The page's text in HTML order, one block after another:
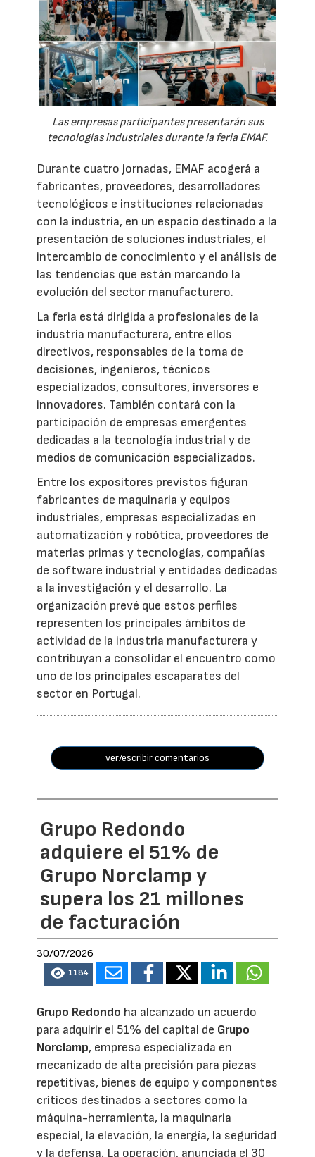
Las empresas participantes presentarán sus
tecnologías industriales durante la feria EMAF.
Durante cuatro jornadas, EMAF acogerá a
fabricantes, proveedores, desarrolladores
tecnológicos e instituciones relacionadas
con la industria, en un espacio destinado a la
presentación de soluciones industriales, el
intercambio de conocimiento y el análisis de
las tendencias que están marcando la
evolución del sector manufacturero.
La feria está dirigida a profesionales de la
industria manufacturera, entre ellos
directivos, responsables de la toma de
decisiones, ingenieros, técnicos
especializados, consultores, inversores e
innovadores. También contará con la
participación de empresas emergentes
dedicadas a la tecnología industrial y de
medios de comunicación especializados.
Entre los expositores previstos figuran
fabricantes de maquinaria y equipos
industriales, empresas especializadas en
automatización y robótica, proveedores de
materias primas y tecnologías, compañías
de software industrial y entidades dedicadas
a la investigación y el desarrollo. La
organización prevé que estos perfiles
representen los principales ámbitos de
actividad de la industria manufacturera y
contribuyan a consolidar el encuentro como
uno de los principales escaparates del
sector en Portugal.
ver/escribir comentarios
Grupo Redondo
adquiere el 51% de
Grupo Norclamp y
supera los 21 millones
de facturación
30/07/2026
1184
Grupo Redondo ha alcanzado un acuerdo
para adquirir el 51% del capital de Grupo
Norclamp, empresa especializada en
mecanizado de alta precisión para piezas
repetitivas, bienes de equipo y componentes
críticos destinados a sectores como la
máquina-herramienta, la maquinaria
especial, la elevación, la energía, la seguridad
y la defensa. La operación, anunciada el 30